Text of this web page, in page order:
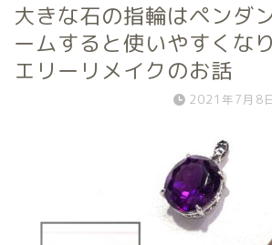
大きな石の指輪はペンダ
ームすると使いやすくな
エリーリメイクのお話
2021年7月8